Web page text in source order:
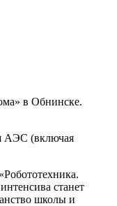
в Обнинске.
АЭС (включая
станет
школы и